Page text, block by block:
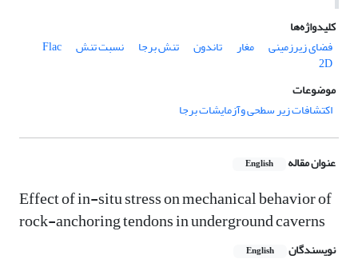
کلیدواژه‌ها
فضای زیرزمینی
مغار تاندون تنش برجا نسبت تنش Flac
2D
موضوعات
اکتشافات زیر سطحی وآزمایشات برجا
عنوان مقاله English
Effect of in-situ stress on mechanical behavior of
rock-anchoring tendons in underground caverns
نویسندگان English